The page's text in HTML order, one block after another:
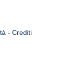
- Crediti